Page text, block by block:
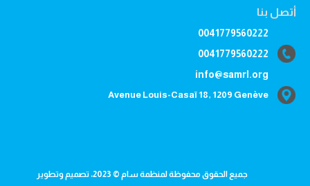
أتصل بنا
0041779560222
0041779560222
info@samrl.org
Avenue Louis-Casaï 18, 1209 Genève
جميع الحقوق محفوظة لمنظمة سام © 2023، تصميم وتطوير